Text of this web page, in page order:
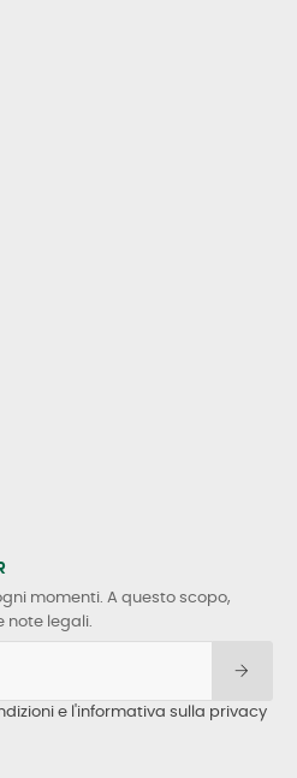
momenti. A questo scopo,
note legali.
e l'informativa sulla privacy